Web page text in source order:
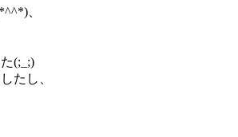
、
(;_;)
たし、